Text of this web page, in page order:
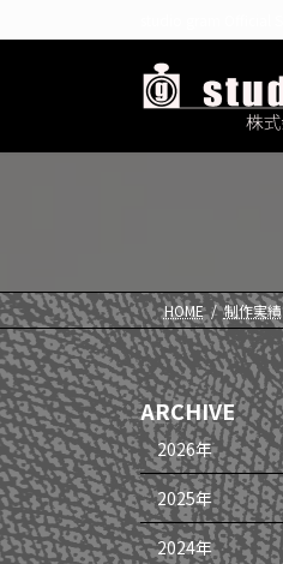
ン
へ
ビ
ョ
HOME 制作実績
ARCHIVE
2026年
2025年
2024年